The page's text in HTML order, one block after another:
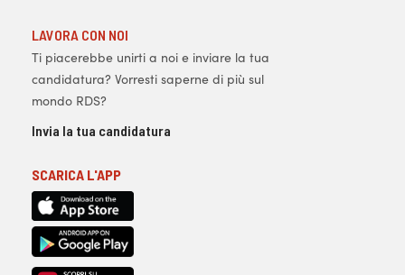
LAVORA CON NOI
Ti piacerebbe unirti a noi e inviare la tua
candidatura? Vorresti saperne di più sul
mondo RDS?
Invia la tua candidatura
SCARICA L'APP